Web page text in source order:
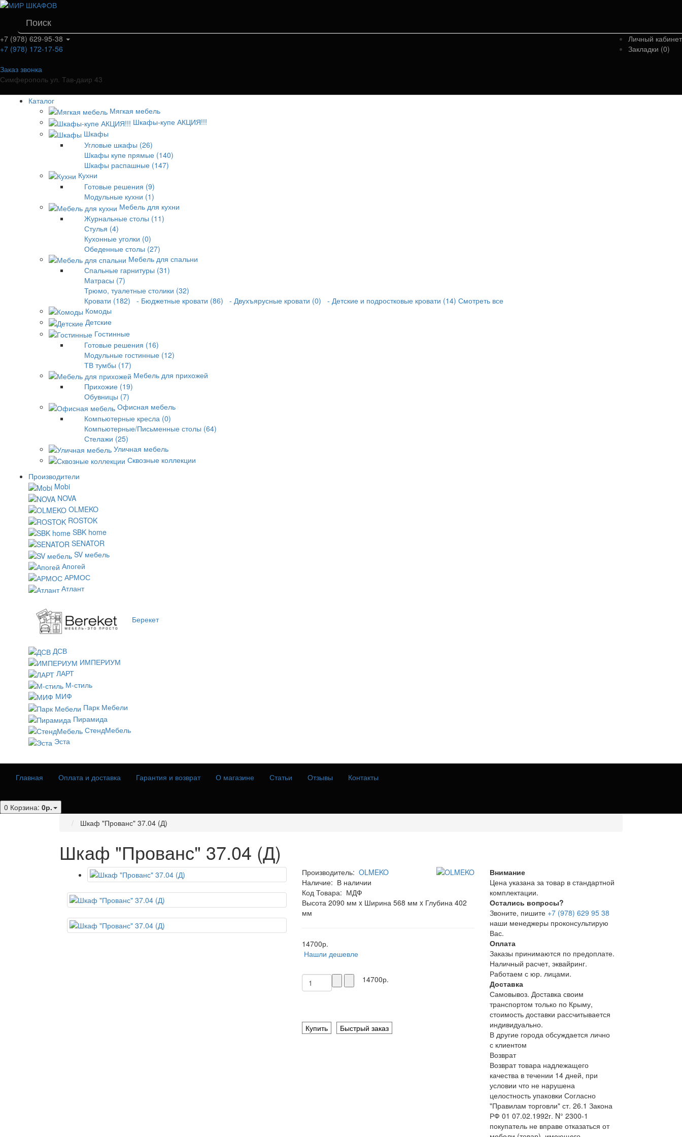
Личный кабинет
Закладки (0)
+7 (978) 629-95-38
+7 (978) 172-17-56
Заказ звонка
Симферополь ул. Тав-даир 43
Каталог
Мягкая мебель
Шкафы-купе АКЦИЯ!!!
Шкафы
Угловые шкафы (26)
Шкафы купе прямые (140)
Шкафы распашные (147)
Кухни
Готовые решения (9)
Модульные кухни (1)
Мебель для кухни
Журнальные столы (11)
Стулья (4)
Кухонные уголки (0)
Обеденные столы (27)
Мебель для спальни
Спальные гарнитуры (31)
Матрасы (7)
Трюмо, туалетные столики (32)
Кровати (182)
- Бюджетные кровати (86) - Двухъярусные кровати (0) - Детские и подростковые кровати (14) Смотреть все
Комоды
Детские
Гостинные
Готовые решения (16)
Модульные гостинные (12)
ТВ тумбы (17)
Мебель для прихожей
Прихожие (19)
Обувницы (7)
Офисная мебель
Компьютерные кресла (0)
Компьютерные/Письменные столы (64)
Стелажи (25)
Уличная мебель
Сквозные коллекции
Производители
Mobi
NOVA
OLMEKO
ROSTOK
SBK home
SENATOR
SV мебель
Апогей
АРМОС
Атлант
Берекет
ДСВ
ИМПЕРИУМ
ЛАРТ
М-стиль
МИФ
Парк Мебели
Пирамида
СтендМебель
Эста
Главная Оплата и доставка Гарантия и возврат О магазине Статьи Отзывы Контакты
0 Корзина: 0р.
Шкаф "Прованс" 37.04 (Д)
Шкаф "Прованс" 37.04 (Д)
Производитель: OLMEKO
Наличие: В наличии
Код Товара: МДФ
Высота 2090 мм x Ширина 568 мм x Глубина 402
мм
14700р.
Нашли дешевле
14700р.
Купить Быстрый заказ
Внимание
Цена указана за товар в стандартной
комплектации.
Остались вопросы?
Звоните, пишите +7 (978) 629 95 38
наши менеджеры проконсультирую
Вас.
Оплата
Заказы принимаются по предоплате.
Наличный расчет, эквайринг.
Работаем с юр. лицами.
Доставка
Самовывоз. Доставка своим
транспортом только по Крыму,
стоимость доставки рассчитывается
индивидуально.
В другие города обсуждается лично
с клиентом
Возврат
Возврат товара надлежащего
качества в течении 14 дней, при
условии что не нарушена
целостность упаковки Согласно
"Правилам торговли" ст. 26.1 Закона
РФ 01 07.02.1992г. N° 2300-1
покупатель не вправе отказаться от